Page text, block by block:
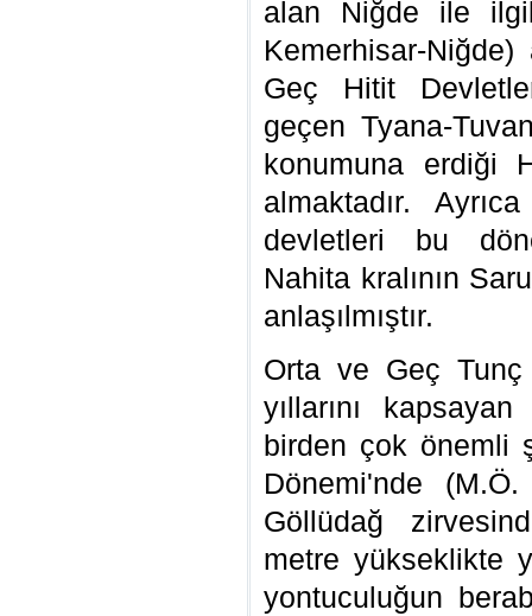
alan Niğde ile
Kemerhisar-
Geç Hitit
geçen Tyana-
konumuna erdiği
almaktadır.
devletleri bu
Nahita kralının
anlaşılmıştır.
Orta ve Geç Tunç
yıllarını
birden çok önemli
Dönemi'nde
Göllüdağ
metre yükseklikte
yontuculuğun